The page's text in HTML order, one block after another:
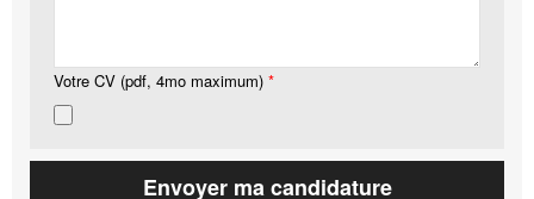
Votre CV (pdf, 4mo maximum) *